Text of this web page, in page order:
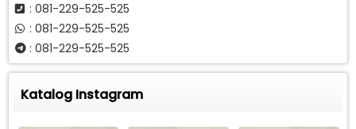
: 081-229-525-525
: 081-229-525-525
: 081-229-525-525
Katalog Instagram